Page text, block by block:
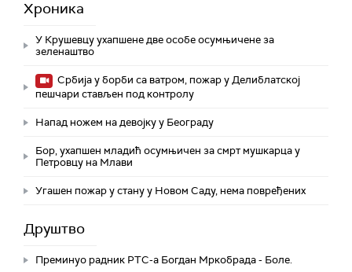
Хроника
У Крушевцу ухапшене две особе осумњичене за
зеленаштво
Србија у борби са ватром, пожар у Делиблатској
пешчари стављен под контролу
Напад ножем на девојку у Београду
Бор, ухапшен младић осумњичен за смрт мушкарца у
Петровцу на Млави
Угашен пожар у стану у Новом Саду, нема повређених
Друштво
Преминуо радник РТС-а Богдан Мркобрада - Боле.